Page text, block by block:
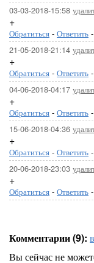
03-03-2018-15:58
+
Обратиться - Ответить -
21-05-2018-21:14
+
Обратиться - Ответить -
04-06-2018-04:17
+
Обратиться - Ответить -
15-06-2018-04:36
+
Обратиться - Ответить -
20-06-2018-23:03
+
Обратиться - Ответить -
Комментарии (9):
Вы сейчас не